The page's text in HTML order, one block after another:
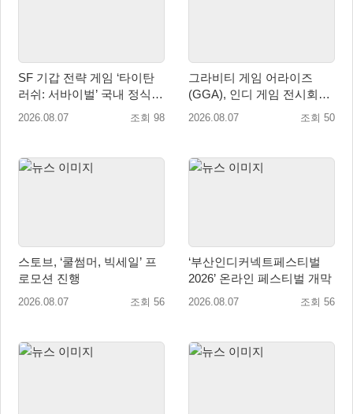
SF 기갑 전략 게임 ‘타이탄
러쉬: 서바이벌’ 국내 정식
출시
2026.08.07 조회 98
그라비티 게임 어라이즈
(GGA), 인디 게임 전시회
‘도쿄 게임 던전 13’ 참가!
2026.08.07 조회 50
스토브, ‘쿨썸머, 빅세일’ 프
로모션 진행
2026.08.07 조회 56
‘부산인디커넥트페스티벌
2026’ 온라인 페스티벌 개막
2026.08.07 조회 56